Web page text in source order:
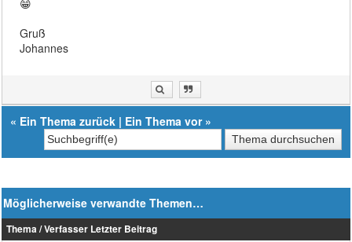
😁
Gruß
Johannes
« Ein Thema zurück | Ein Thema vor»
Möglicherweise verwandte Themen…
Thema / Verfasser Letzter Beitrag